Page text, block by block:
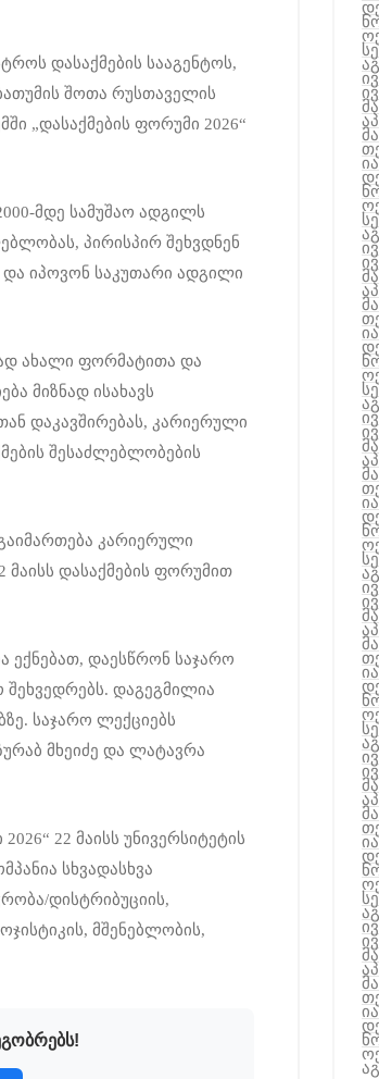
დასაქმების სააგენტოს,
შოთა რუსთაველის
„დასაქმების ფორუმი 2026“
მდე სამუშაო ადგილს
პირისპირ შეხვდნენ
და იპოვონ საკუთარი ადგილი
ახალი ფორმატითა და
მიზნად ისახავს
დაკავშირებას, კარიერული
შესაძლებლობების
კარიერული
მაისს დასაქმების ფორუმით
ექნებათ, დაესწრონ საჯარო
დაგეგმილია
საჯარო ლექციებს
მხეიძე და ლატავრა
22 მაისს უნივერსიტეტის
სხვადასხვა
დისტრიბუციის,
მშენებლობის,